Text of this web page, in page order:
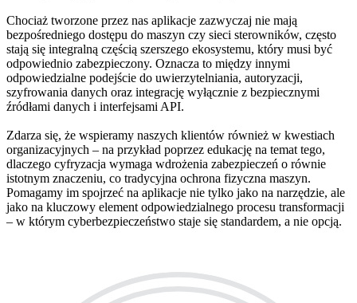
Chociaż tworzone przez nas aplikacje zazwyczaj nie mają
bezpośredniego dostępu do maszyn czy sieci sterowników, często
stają się integralną częścią szerszego ekosystemu, który musi być
odpowiednio zabezpieczony. Oznacza to między innymi
odpowiedzialne podejście do uwierzytelniania, autoryzacji,
szyfrowania danych oraz integrację wyłącznie z bezpiecznymi
źródłami danych i interfejsami API.
Zdarza się, że wspieramy naszych klientów również w kwestiach
organizacyjnych – na przykład poprzez edukację na temat tego,
dlaczego cyfryzacja wymaga wdrożenia zabezpieczeń o równie
istotnym znaczeniu, co tradycyjna ochrona fizyczna maszyn.
Pomagamy im spojrzeć na aplikacje nie tylko jako na narzędzie, ale
jako na kluczowy element odpowiedzialnego procesu transformacji
– w którym cyberbezpieczeństwo staje się standardem, a nie opcją.